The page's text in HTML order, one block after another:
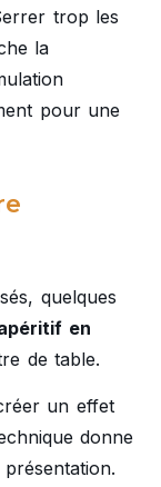
trop les
la
pour une
quelques
en
de table.
un effet
donne